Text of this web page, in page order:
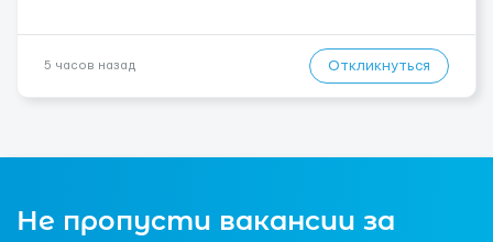
5 часов назад Откликнуться
Не пропусти вакансии за